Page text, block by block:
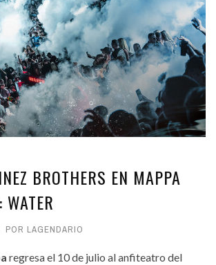
BROTHERS EN MAPPA
POR LAGENDARIO
regresa el 10 de julio al anfiteatro del